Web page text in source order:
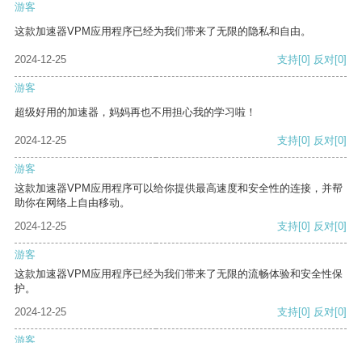
游客
这款加速器VPM应用程序已经为我们带来了无限的隐私和自由。
2024-12-25 支持[0] 反对[0]
游客
超级好用的加速器，妈妈再也不用担心我的学习啦！
2024-12-25 支持[0] 反对[0]
游客
这款加速器VPM应用程序可以给你提供最高速度和安全性的连接，并帮
助你在网络上自由移动。
2024-12-25
支持[0] 反对[0]
游客
这款加速器VPM应用程序已经为我们带来了无限的流畅体验和安全性保
护。
2024-12-25
支持[0] 反对[0]
游客